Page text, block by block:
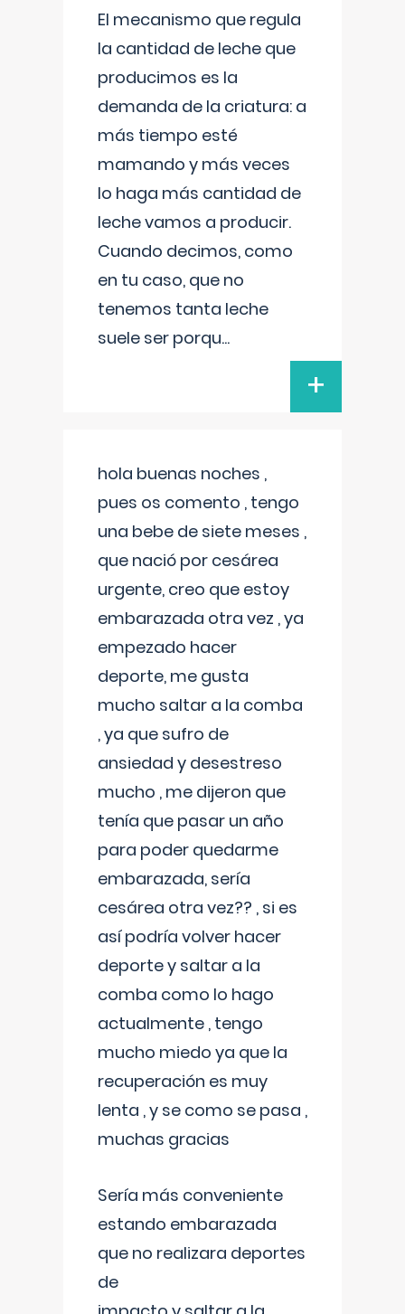
El mecanismo que regula
la cantidad de leche que
producimos es la
demanda de la criatura: a
más tiempo esté
mamando y más veces
lo haga más cantidad de
leche vamos a producir.
Cuando decimos, como
en tu caso, que no
tenemos tanta leche
suele ser porqu...
+
hola buenas noches ,
pues os comento , tengo
una bebe de siete meses ,
que nació por cesárea
urgente, creo que estoy
embarazada otra vez , ya
empezado hacer
deporte, me gusta
mucho saltar a la comba
, ya que sufro de
ansiedad y desestreso
mucho , me dijeron que
tenía que pasar un año
para poder quedarme
embarazada, sería
cesárea otra vez?? , si es
así podría volver hacer
deporte y saltar a la
comba como lo hago
actualmente , tengo
mucho miedo ya que la
recuperación es muy
lenta , y se como se pasa ,
muchas gracias
Sería más conveniente
estando embarazada
que no realizara deportes
de